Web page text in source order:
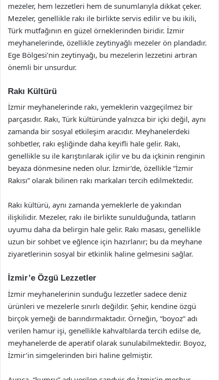
mezeler, hem lezzetleri hem de sunumlarıyla dikkat çeker.
Mezeler, genellikle rakı ile birlikte servis edilir ve bu ikili,
Türk mutfağının en güzel örneklerinden biridir. İzmir
meyhanelerinde, özellikle zeytinyağlı mezeler ön plandadır.
Ege Bölgesi’nin zeytinyağı, bu mezelerin lezzetini artıran
önemli bir unsurdur.
Rakı Kültürü
İzmir meyhanelerinde rakı, yemeklerin vazgeçilmez bir
parçasıdır. Rakı, Türk kültüründe yalnızca bir içki değil, aynı
zamanda bir sosyal etkileşim aracıdır. Meyhanelerdeki
sohbetler, rakı eşliğinde daha keyifli hale gelir. Rakı,
genellikle su ile karıştırılarak içilir ve bu da içkinin renginin
beyaza dönmesine neden olur. İzmir’de, özellikle “İzmir
Rakısı” olarak bilinen rakı markaları tercih edilmektedir.
Rakı kültürü, aynı zamanda yemeklerle de yakından
ilişkilidir. Mezeler, rakı ile birlikte sunulduğunda, tatların
uyumu daha da belirgin hale gelir. Rakı masası, genellikle
uzun bir sohbet ve eğlence için hazırlanır; bu da meyhane
ziyaretlerinin sosyal bir etkinlik haline gelmesini sağlar.
İzmir’e Özgü Lezzetler
İzmir meyhanelerinin sunduğu lezzetler sadece deniz
ürünleri ve mezelerle sınırlı değildir. Şehir, kendine özgü
birçok yemeği de barındırmaktadır. Örneğin, “boyoz” adı
verilen hamur işi, genellikle kahvaltılarda tercih edilse de,
meyhanelerde de aperatif olarak sunulabilmektedir. Boyoz,
İzmir’in simgelerinden biri haline gelmiştir.